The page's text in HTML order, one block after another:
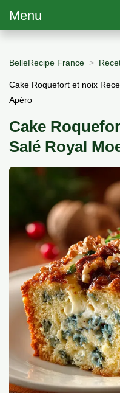
Menu
BelleRecipe France
Cake Roquefort et noix
Apéro
Cake
Salé Royal